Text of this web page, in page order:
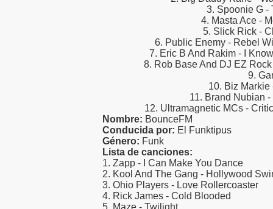
3. Spoonie G -
4. Masta Ace -
5. Slick Rick -
6. Public Enemy - Rebel
7. Eric B And Rakim - I
8. Rob Base And DJ EZ
9.
10. Biz Markie
11. Brand Nubian
12. Ultramagnetic MCs -
Nombre: BounceFM
Conducida por: El Funktipus
Género: Funk
Lista de canciones:
1. Zapp - I Can Make You Dance
2. Kool And The Gang - Hollywood
3. Ohio Players - Love Rollercoaster
4. Rick James - Cold Blooded
5. Maze - Twilight